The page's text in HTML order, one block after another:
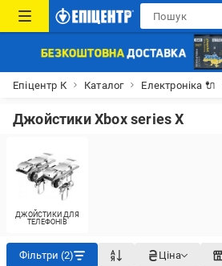
Епіцентр К Каталог Електроніка 🔌
Джойстики Xbox series X
ДЖОЙСТИКИ ДЛЯ
ТЕЛЕФОНІВ
Фільтри (2) Ціна